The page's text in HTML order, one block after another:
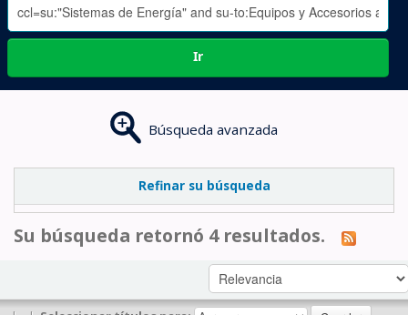
Ir
Búsqueda avanzada
Refinar su búsqueda
Su búsqueda retornó 4 resultados.